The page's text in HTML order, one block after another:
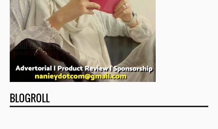
BLOGROLL